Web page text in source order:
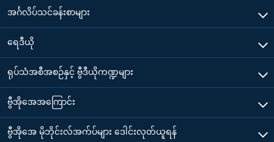
အင်္ဂလိပ်သင်ခန်းစာများ
ရေဒီယို
ရုပ်သံအစီအစဉ်နှင့် ဗွီဒီယိုကဏ္ဍများ
ဗွီအိုအေအကြောင်း
ဗွီအိုအေ မိုဘိုင်းလ်အက်ပ်များ ဒေါင်းလုတ်ယူရန်